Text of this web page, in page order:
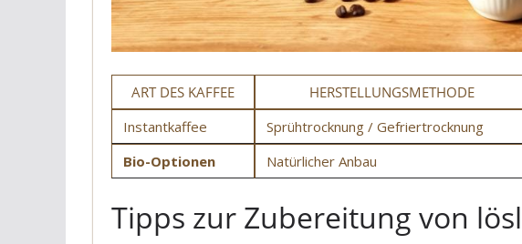
ART DES KAFFEE HERSTELLUNGSMETHODE
Instantkaffee
Sprühtrocknung / Gefriertrocknung
Bio-Optionen
Natürlicher Anbau
Tipps zur Zubereitung von